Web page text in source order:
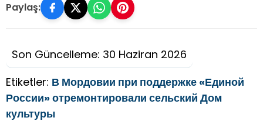
Paylaş:
Son Güncelleme: 30 Haziran 2026
Etiketler: В Мордовии при поддержке «Единой
России» отремонтировали сельский Дом
культуры